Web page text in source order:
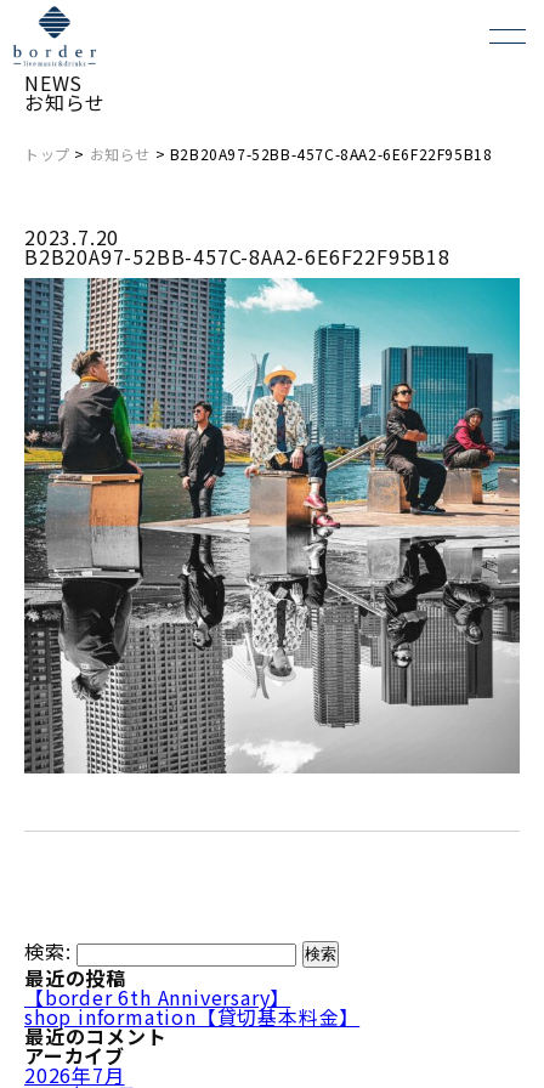
NEWS
お知らせ
トップ > お知らせ > B2B20A97-52BB-457C-8AA2-6E6F22F95B18
2023.7.20
B2B20A97-52BB-457C-8AA2-6E6F22F95B18
検索:
最近の投稿
【border 6th Anniversary】
shop information【貸切基本料金】
最近のコメント
アーカイブ
2026年7月